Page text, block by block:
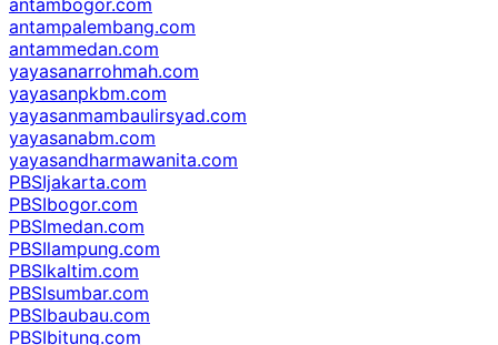
antampalembang.com
antammedan.com
yayasanarrohmah.com
yayasanpkbm.com
yayasanmambaulirsyad.com
yayasanabm.com
yayasandharmawanita.com
PBSIjakarta.com
PBSIbogor.com
PBSImedan.com
PBSIlampung.com
PBSIkaltim.com
PBSIsumbar.com
PBSIbaubau.com
PBSIbitung.com